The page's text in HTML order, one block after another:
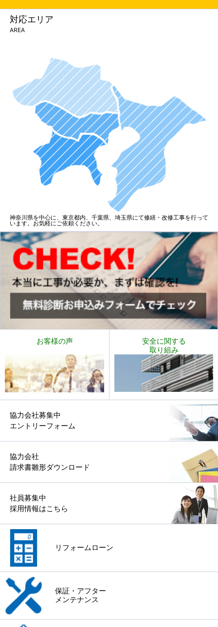
対応エリア
AREA
神奈川県を中心に、東京都内、千葉県、埼玉県にて修繕・改修工事を行って
います。お気軽にご依頼ください。
お客様の声
安全に関する
取り組み
協力会社募集中
エントリーフォーム
協力会社
請求書雛形ダウンロード
社員募集中
採用情報はこちら
リフォームローン
保証・アフター
メンテナンス